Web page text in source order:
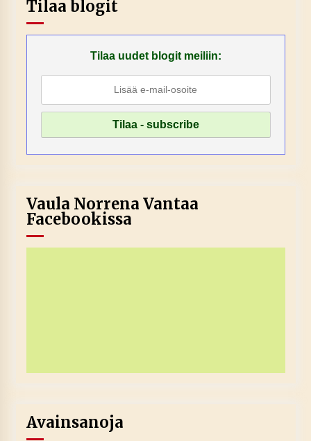
Tilaa blogit
Tilaa uudet blogit meiliin:
Vaula Norrena Vantaa
Facebookissa
Avainsanoja